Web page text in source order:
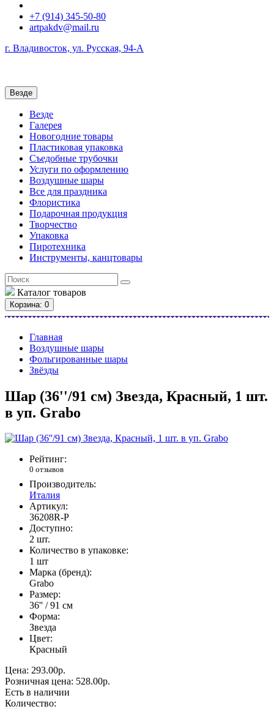
+7 (914) 345-50-80
artpakdv@mail.ru
г. Владивосток, ул. Русская, 94-А
Везде
Везде
Галерея
Новогодние товары
Пластиковая упаковка
Съедобные трубочки
Услуги по оформлению
Воздушные шары
Все для праздника
Флористика
Подарочная продукция
Творчество
Упаковка
Пиротехника
Инструменты, канцтовары
Каталог товаров
Корзина: 0
Главная
Воздушные шары
Фольгированные шары
Звёзды
Шар (36''/91 см) Звезда, Красный, 1 шт.
в уп. Grabo
Рейтинг:
0 отзывов
Производитель:
Италия
Артикул:
36208R-P
Доступно:
2 шт.
Количество в упаковке:
1 шт
Марка (бренд):
Grabo
Размер:
36'' / 91 см
Форма:
Звезда
Цвет:
Красный
Цена: 293.00р.
Розничная цена: 528.00р.
Есть в наличии
Количество: